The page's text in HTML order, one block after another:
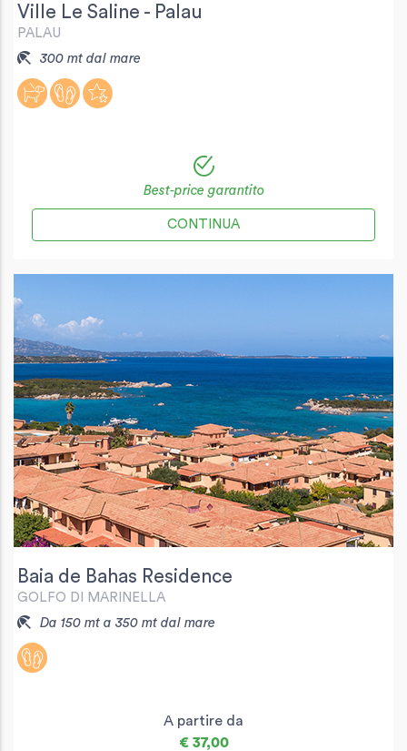
Ville Le Saline - Palau
PALAU
300 mt dal mare
Best-price garantito
CONTINUA
Baia de Bahas Residence
GOLFO DI MARINELLA
Da 150 mt a 350 mt dal mare
A partire da
€ 37,00